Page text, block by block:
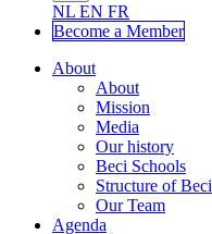
NL EN FR
Become a Member
About
About
Mission
Media
Our history
Beci Schools
Structure of Beci
Our Team
Agenda